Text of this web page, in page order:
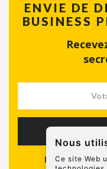
Nous
Ce site Web
ENVIE DE
BUSINESS
Plus de 15